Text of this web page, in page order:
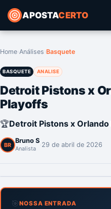
APOSTACERTO
Home Análises Basquete
BASQUETE ANALISE
Detroit Pistons x
Playoffs
🏆Detroit Pistons x Orlando
BR
Bruno S
Analista 29 de abril de 2026
🎯NOSSA ENTRADA